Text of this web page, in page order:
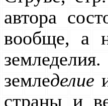
автора
вообще, а
земледелие
страны и